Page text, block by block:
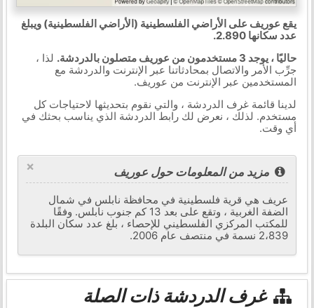
يقع عوريف على الأراضي الفلسطينية (الأراضي الفلسطينية) ويبلغ
عدد سكانها 2.890.
حاليًا ، يوجد 3 مستخدمون من عوريف متصلون بالدردشة.
لذا ،
جرِّب الأمر والاتصال بمحادثاتنا عبر الإنترنت والدردشة مع
المستخدمين عبر الإنترنت من عوريف.
لدينا قائمة غرف الدردشة ، والتي نقوم بتحديثها لاحتياجات كل
مستخدم. لذلك ، نعرض لك رابط الدردشة الذي يناسب بحثك في
أي وقت.
× مزيد من المعلومات حول عوريف
عريف هي قرية فلسطينية في محافظة نابلس في شمال
الضفة الغربية ، وتقع على بعد 13 كم جنوب نابلس. وفقًا
للمكتب المركزي الفلسطيني للإحصاء ، بلغ عدد سكان البلدة
2،839 نسمة في منتصف عام 2006.
غرف الدردشة ذات الصلة